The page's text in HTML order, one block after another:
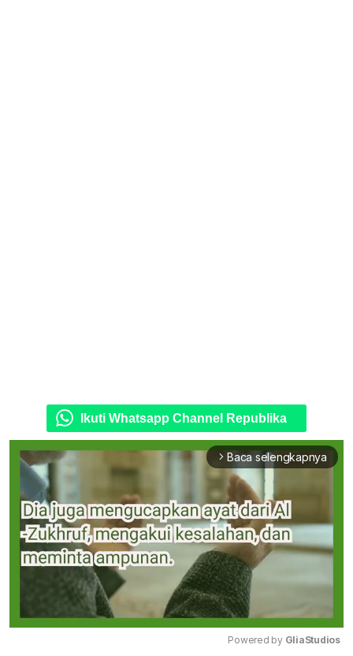
Ikuti Whatsapp Channel Republika
arrow_forward_ios Baca selengkapnya
Powered by GliaStudios